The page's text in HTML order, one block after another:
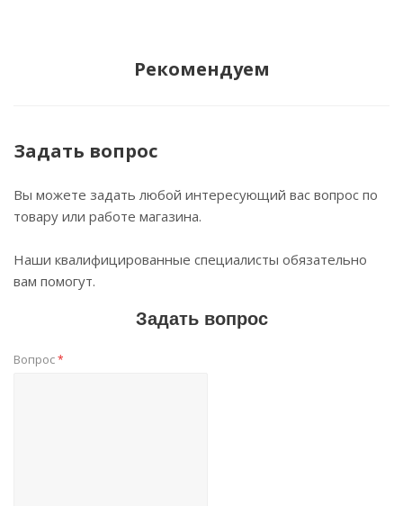
Рекомендуем
Задать вопрос
Вы можете задать любой интересующий вас вопрос по
товару или работе магазина.
Наши квалифицированные специалисты обязательно
вам помогут.
Задать вопрос
Вопрос*